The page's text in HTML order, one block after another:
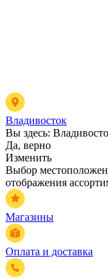
Владивосток
Вы здесь:
Да, верно
Изменить
Выбор
отображения
Магазины
Оплата и доставка